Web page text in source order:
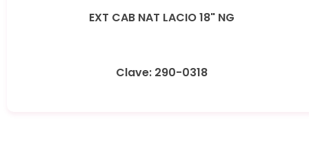
EXT CAB NAT LACIO 18" NG
Clave: 290-0318